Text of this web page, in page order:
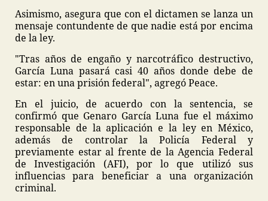
Asimismo, asegura que con el dictamen se lanza un
mensaje contundente de que nadie está por encima
de la ley.
"Tras años de engaño y narcotráfico destructivo,
García Luna pasará casi 40 años donde debe de
estar: en una prisión federal", agregó Peace.
En el juicio, de acuerdo con la sentencia, se
confirmó que Genaro García Luna fue el máximo
responsable de la aplicación e la ley en México,
además de controlar la Policía Federal y
previamente estar al frente de la Agencia Federal
de Investigación (AFI), por lo que utilizó sus
influencias para beneficiar a una organización
criminal.